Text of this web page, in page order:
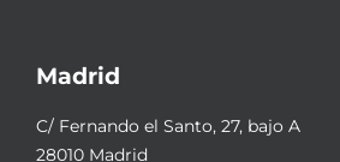
Madrid
C/ Fernando el Santo, 27, bajo A
28010 Madrid